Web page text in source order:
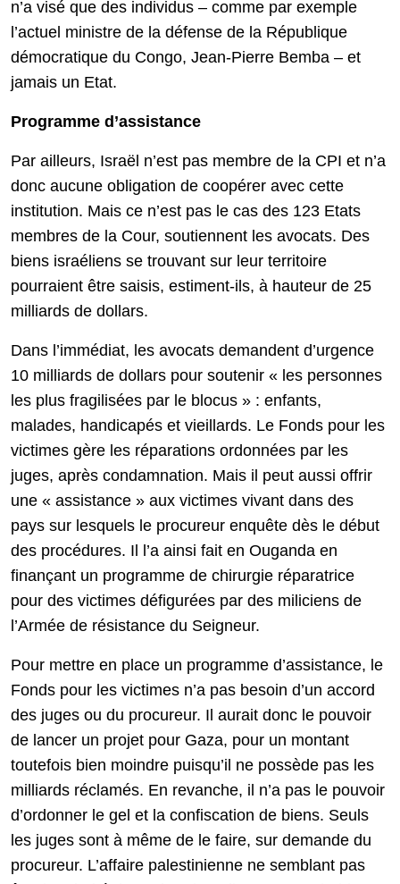
n’a visé que des individus – comme par exemple
l’actuel ministre de la défense de la République
démocratique du Congo, Jean-Pierre Bemba – et
jamais un Etat.
Programme d’assistance
Par ailleurs, Israël n’est pas membre de la CPI et n’a
donc aucune obligation de coopérer avec cette
institution. Mais ce n’est pas le cas des 123 Etats
membres de la Cour, soutiennent les avocats. Des
biens israéliens se trouvant sur leur territoire
pourraient être saisis, estiment-ils, à hauteur de 25
milliards de dollars.
Dans l’immédiat, les avocats demandent d’urgence
10 milliards de dollars pour soutenir « les personnes
les plus fragilisées par le blocus » : enfants,
malades, handicapés et vieillards. Le Fonds pour les
victimes gère les réparations ordonnées par les
juges, après condamnation. Mais il peut aussi offrir
une « assistance » aux victimes vivant dans des
pays sur lesquels le procureur enquête dès le début
des procédures. Il l’a ainsi fait en Ouganda en
finançant un programme de chirurgie réparatrice
pour des victimes défigurées par des miliciens de
l’Armée de résistance du Seigneur.
Pour mettre en place un programme d’assistance, le
Fonds pour les victimes n’a pas besoin d’un accord
des juges ou du procureur. Il aurait donc le pouvoir
de lancer un projet pour Gaza, pour un montant
toutefois bien moindre puisqu’il ne possède pas les
milliards réclamés. En revanche, il n’a pas le pouvoir
d’ordonner le gel et la confiscation de biens. Seuls
les juges sont à même de le faire, sur demande du
procureur. L’affaire palestinienne ne semblant pas